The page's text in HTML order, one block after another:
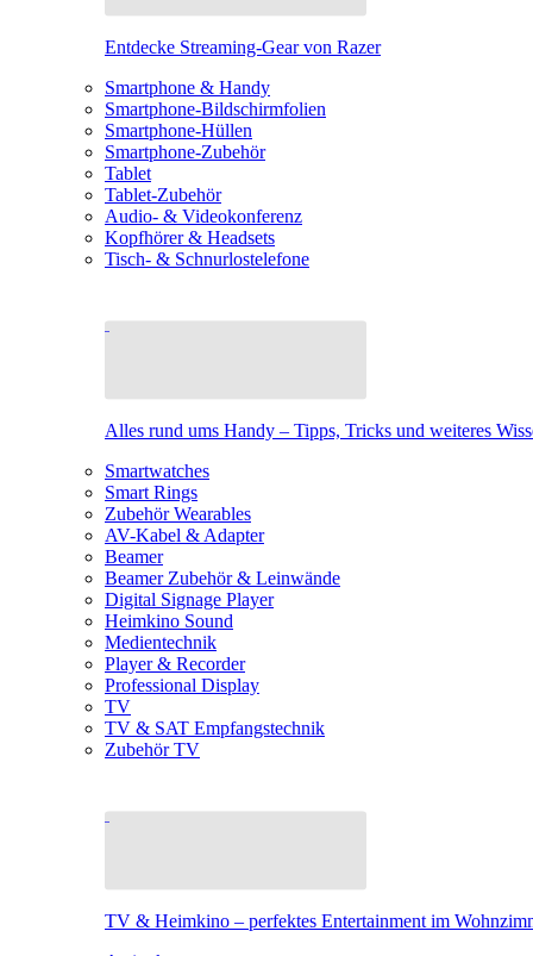
Entdecke Streaming-Gear von Razer
Smartphone & Handy
Smartphone-Bildschirmfolien
Smartphone-Hüllen
Smartphone-Zubehör
Tablet
Tablet-Zubehör
Audio- & Videokonferenz
Kopfhörer & Headsets
Tisch- & Schnurlostelefone
Alles rund ums Handy – Tipps, Tricks und weiteres
Smartwatches
Smart Rings
Zubehör Wearables
AV-Kabel & Adapter
Beamer
Beamer Zubehör & Leinwände
Digital Signage Player
Heimkino Sound
Medientechnik
Player & Recorder
Professional Display
TV
TV & SAT Empfangstechnik
Zubehör TV
TV & Heimkino – perfektes Entertainment im